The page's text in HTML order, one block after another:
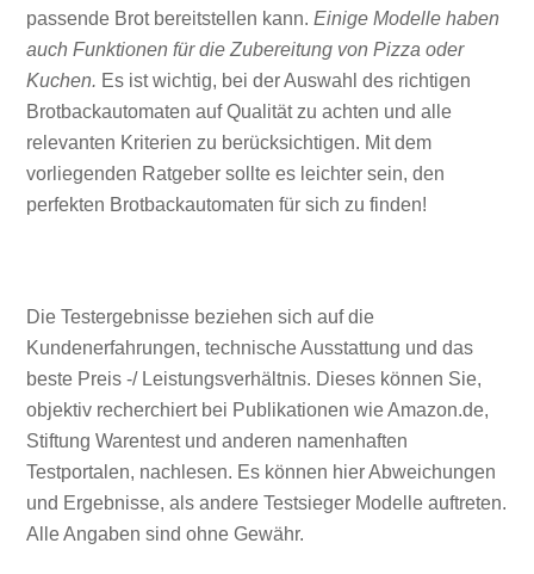
passende Brot bereitstellen kann.Einige Modelle haben
auch Funktionen für die Zubereitung von Pizza oder
Kuchen. Es ist wichtig, bei der Auswahl des richtigen
Brotbackautomaten auf Qualität zu achten und alle
relevanten Kriterien zu berücksichtigen. Mit dem
vorliegenden Ratgeber sollte es leichter sein, den
perfekten Brotbackautomaten für sich zu finden!
Die Testergebnisse beziehen sich auf die
Kundenerfahrungen, technische Ausstattung und das
beste Preis -/ Leistungsverhältnis. Dieses können Sie,
objektiv recherchiert bei Publikationen wie Amazon.de,
Stiftung Warentest und anderen namenhaften
Testportalen, nachlesen. Es können hier Abweichungen
und Ergebnisse, als andere Testsieger Modelle auftreten.
Alle Angaben sind ohne Gewähr.